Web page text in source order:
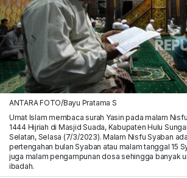
ANTARA FOTO/Bayu Pratama S
Umat Islam membaca surah Yasin pada malam
1444 Hijriah di Masjid Suada, Kabupaten Hulu
Selatan, Selasa (7/3/2023). Malam Nisfu Syaban
pertengahan bulan Syaban atau malam tanggal 15
juga malam pengampunan dosa sehingga banyak
ibadah.